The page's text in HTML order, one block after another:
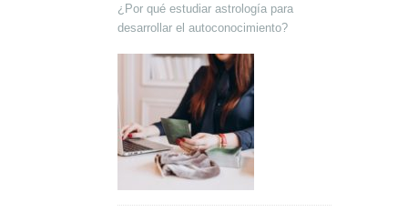
¿Por qué estudiar astrología para
desarrollar el autoconocimiento?